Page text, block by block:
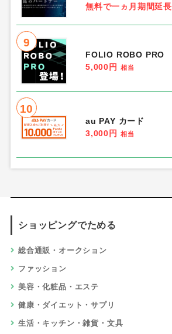
無料で一ヵ月期間延長
9
FOLIO ROBO PRO
5,000円
相当
10
au PAY カード
3,000円
相当
ショッピングでためる
総合通販・オークション
ファッション
美容・化粧品・エステ
健康・ダイエット・サプリ
生活・キッチン・雑貨・文具